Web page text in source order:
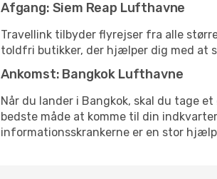
Afgang: Siem Reap Lufthavne
Travellink tilbyder flyrejser fra alle
toldfri butikker, der hjælper dig med at
Ankomst: Bangkok Lufthavne
Når du lander i Bangkok, skal du tage
bedste måde at komme til din
informationsskrankerne er en stor